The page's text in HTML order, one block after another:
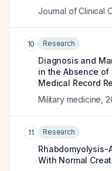
Journal of Clinical
10 Research
Diagnosis and
in the Absence of
Medical Record
Military medicine
11 Research
Rhabdomyolysis-
With Normal